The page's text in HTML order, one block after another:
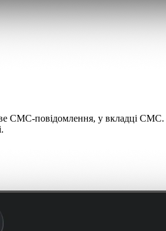
СМС-повідомлення, у вкладці СМС.